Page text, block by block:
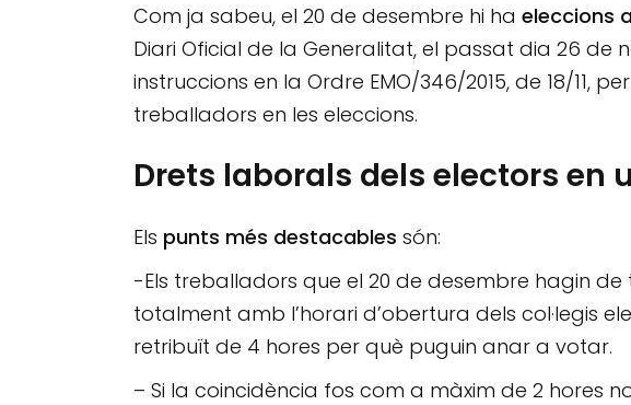
Com ja sabeu, el 20 de desembre hi ha eleccions
Diari Oficial de la Generalitat, el passat dia 26 de
instruccions en la Ordre EMO/346/2015, de 18/11,
treballadors en les eleccions.
Drets laborals dels electors en
Els punts més destacables són:
-Els treballadors que el 20 de desembre hagin
totalment amb l’horari d’obertura dels col·legis
retribuït de 4 hores per què puguin anar a votar.
– Si la coincidència fos com a màxim de 2 hores